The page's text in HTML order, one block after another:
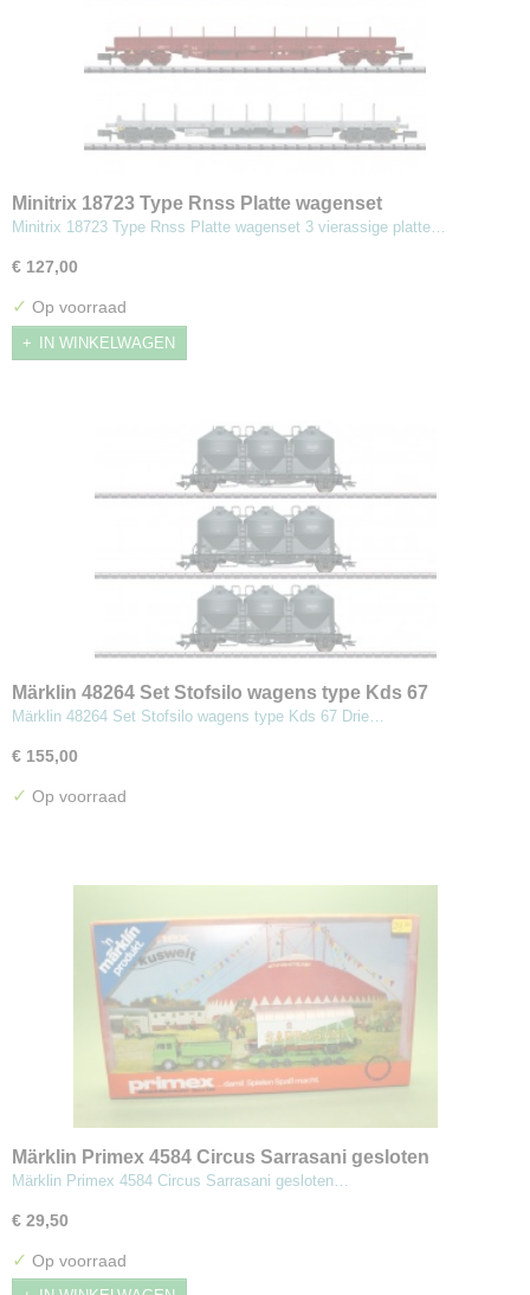
Minitrix 18723 Type Rnss Platte wagenset
Minitrix 18723 Type Rnss Platte wagenset 3 vierassige platte…
€ 127,00
✓ Op voorraad
IN WINKELWAGEN
Märklin 48264 Set Stofsilo wagens type Kds 67
Märklin 48264 Set Stofsilo wagens type Kds 67 Drie…
€ 155,00
✓ Op voorraad
Märklin Primex 4584 Circus Sarrasani gesloten
goederenwagon zwaar transport vrachtwagen
Märklin Primex 4584 Circus Sarrasani gesloten…
€ 29,50
✓ Op voorraad